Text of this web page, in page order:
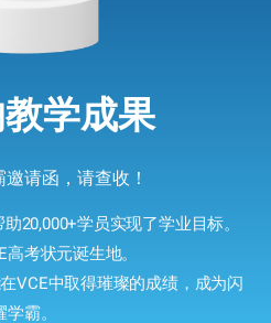
学成果
请函，请查收！
20,000+学员实现了学业目标。
高考状元诞生地。
VCE中取得璀璨的成绩，成为闪
学霸。